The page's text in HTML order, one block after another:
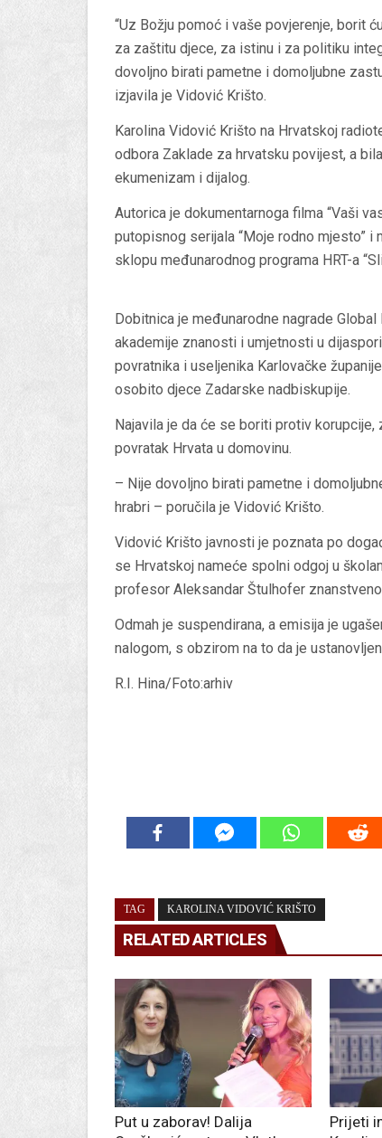
“Uz Božju pomoć i vaše povjerenje, borit
za zaštitu djece, za istinu i za politiku
dovoljno birati pametne i domoljubne
izjavila je Vidović Krišto.
Karolina Vidović Krišto na Hrvatskoj
odbora Zaklade za hrvatsku povijest, a
ekumenizam i dijalog.
Autorica je dokumentarnoga filma “Vaši
putopisnog serijala “Moje rodno mjesto” i
sklopu međunarodnog programa HRT-a
Dobitnica je međunarodne nagrade
akademije znanosti i umjetnosti u
povratnika i useljenika Karlovačke
osobito djece Zadarske nadbiskupije.
Najavila je da će se boriti protiv
povratak Hrvata u domovinu.
– Nije dovoljno birati pametne i
hrabri – poručila je Vidović Krišto.
Vidović Krišto javnosti je poznata po
se Hrvatskoj nameće spolni odgoj u
profesor Aleksandar Štulhofer
Odmah je suspendirana, a emisija je
nalogom, s obzirom na to da je
R.I. Hina/Foto:arhiv
TAG KAROLINA VIDOVIĆ KRIŠTO
RELATED ARTICLES
Put u zaborav! Dalija
Prijeti